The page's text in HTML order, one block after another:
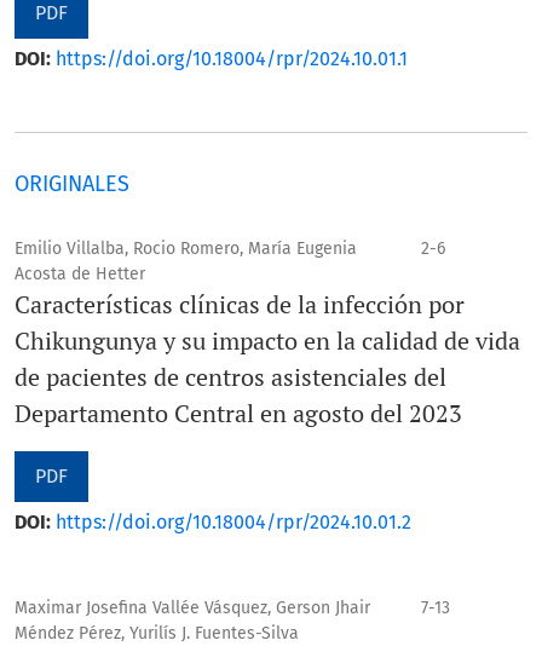
PDF
DOI: https://doi.org/10.18004/rpr/2024.10.01.1
ORIGINALES
Emilio Villalba, Rocio Romero, María Eugenia
Acosta de Hetter
2-6
Características clínicas de la infección por
Chikungunya y su impacto en la calidad de vida
de pacientes de centros asistenciales del
Departamento Central en agosto del 2023
PDF
DOI: https://doi.org/10.18004/rpr/2024.10.01.2
Maximar Josefina Vallée Vásquez, Gerson Jhair
Méndez Pérez, Yurilís J. Fuentes-Silva
7-13